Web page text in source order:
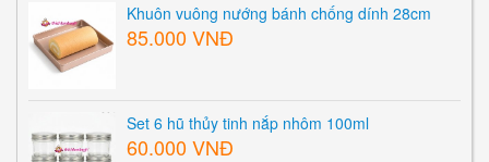
Khuôn vuông nướng bánh chống dính 28cm
85.000 VNĐ
Set 6 hũ thủy tinh nắp nhôm 100ml
60.000 VNĐ